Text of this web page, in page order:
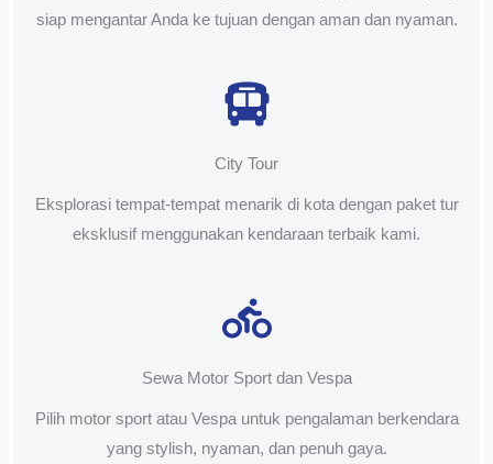
siap mengantar Anda ke tujuan dengan aman dan nyaman.
City Tour
Eksplorasi tempat-tempat menarik di kota dengan paket tur
eksklusif menggunakan kendaraan terbaik kami.
Sewa Motor Sport dan Vespa
Pilih motor sport atau Vespa untuk pengalaman berkendara
yang stylish, nyaman, dan penuh gaya.